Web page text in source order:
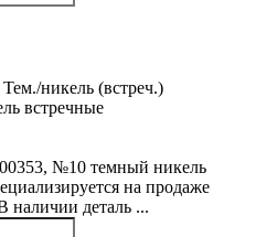
встречные
№10 темный никель
на продаже
наличии деталь ...